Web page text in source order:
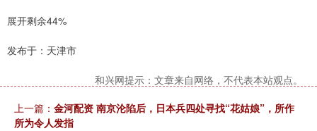
展开剩余44%
发布于：天津市
和兴网提示：文章来自网络，不代表本站观点。
上一篇： 金河配资 南京沦陷后，日本兵四处寻找“花姑娘”，所作
所为令人发指